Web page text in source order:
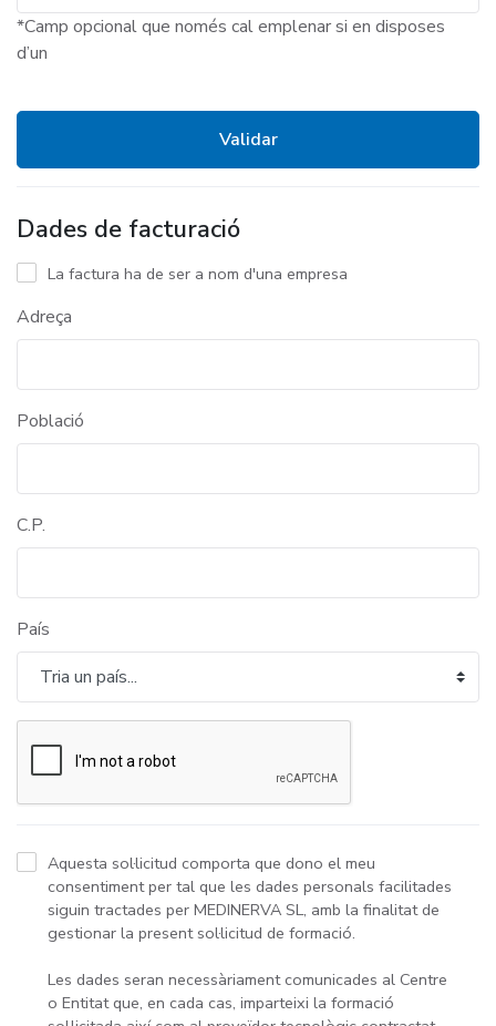
*Camp opcional que només cal emplenar si en disposes
d’un
Dades de facturació
La factura ha de ser a nom d'una empresa
Adreça
Població
C.P.
País
Aquesta sol·licitud comporta que dono el meu
consentiment per tal que les dades personals facilitades
siguin tractades per MEDINERVA SL, amb la finalitat de
gestionar la present sol·licitud de formació.
Les dades seran necessàriament comunicades al Centre
o Entitat que, en cada cas, imparteixi la formació